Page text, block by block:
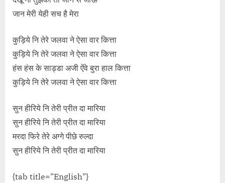
जान मेरी येही सच है मेरा
कुड़िये नि तेरे जलवा ने ऐसा वार कित्ता
कुड़िये नि तेरे जलवा ने ऐसा वार कित्ता
हंस हंस के साड्डा अजी ऐंवे बुरा हाल कित्ता
कुड़िये नि तेरे जलवा ने ऐसा वार कित्ता
सुन हीरिये नि तेरी प्रीत दा मारिया
सुन हीरिये नि तेरी प्रीत दा मारिया
मरदा फिरे तेरे अग्गे पीछे रुल्दा
सुन हीरिये नि तेरी प्रीत दा मारिया
{tab title=”English”}